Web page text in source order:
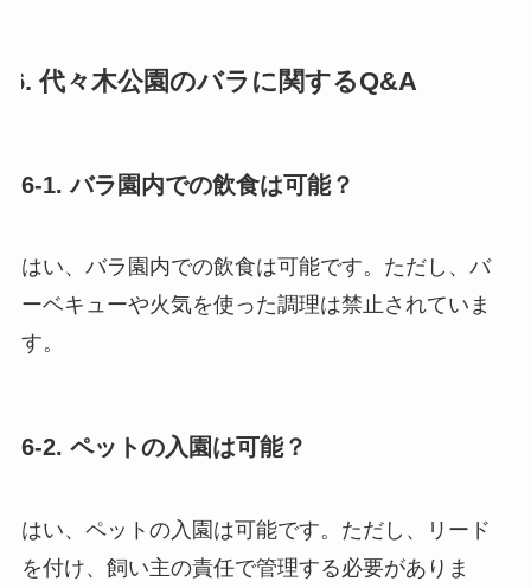
6. 代々木公園のバラに関するQ&A
6-1. バラ園内での飲食は可能？
はい、バラ園内での飲食は可能です。ただし、バ
ーベキューや火気を使った調理は禁止されていま
す。
6-2. ペットの入園は可能？
はい、ペットの入園は可能です。ただし、リード
を付け、飼い主の責任で管理する必要がありま